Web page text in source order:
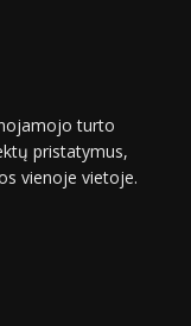
turto
pristatymus,
vienoje vietoje.